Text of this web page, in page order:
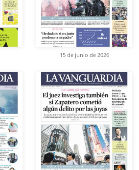
15 de junio de 2026